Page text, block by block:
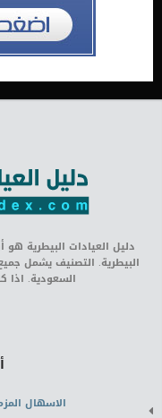
دليل العيادات البيطرية
البيطرية. التصنيف يشمل
السعودية. اذا
الاسهال